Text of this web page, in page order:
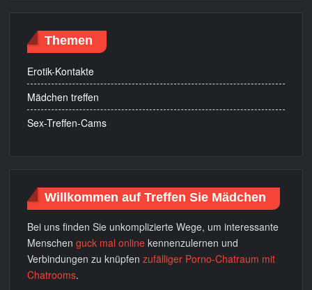
Themen
Erotik-Kontakte
Mädchen treffen
Sex-Treffen-Cams
Willkommen auf Treffen Sie Mädchen
Bei uns finden Sie unkomplizierte Wege, um interessante
Menschenguck mal online kennenzulernen und
Verbindungen zu knüpfenzufälliger Porno-Chatraum mit
Chatrooms.